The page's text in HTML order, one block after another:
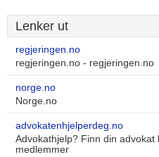
Lenker ut
regjeringen.no
regjeringen.no - regjeringen.no
norge.no
Norge.no
advokatenhjelperdeg.no
Advokathjelp? Finn din advokat
medlemmer